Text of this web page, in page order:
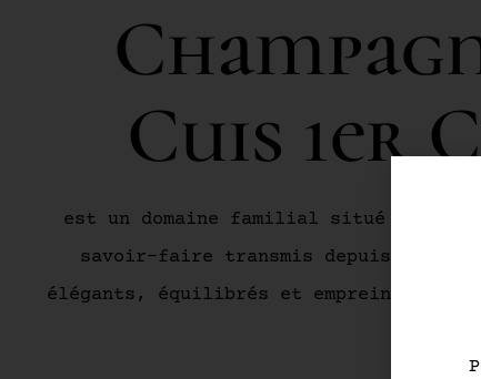
Cuis 1er
est un domaine familial situé au cœur
savoir-faire transmis depuis
élégants, équilibrés et empreints de